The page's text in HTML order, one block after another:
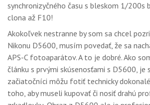
synchronizyčného času s bleskom 1/
clona až F10!
Akokoľvek nestranne by som sa chcel
Nikonu D5600, musím povedať, že sa
APS-C fotoaparátov. A to je dobré. Ako
článku s prvými skúsenosťami s D5600, je
začiatočníci môžu fotiť technicky
toho, aby museli kupovať či nosiť drahú